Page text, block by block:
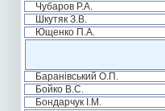
Чубаров Р.А.
Шкутяк З.В.
Ющенко П.А.
Баранівський О.П.
Бойко В.С.
Бондарчук І.М.